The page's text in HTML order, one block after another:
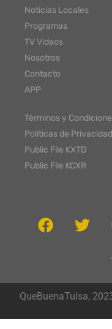
Noticias Locales
Programas
TV Videos
Nosotros
Contacto
APP
Términos y
Políticas de Privacidad
Public File KXTD
Public File KCXR
QueBuenaTulsa,